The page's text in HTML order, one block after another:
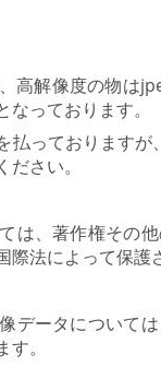
高解像度の物は
っております。
払っております
さい。
は、著作権その
法によって保護
データについて
。